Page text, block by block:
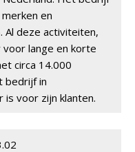
en
deze activiteiten,
lange en korte
circa 14.000
bedrijf in
voor zijn klanten.